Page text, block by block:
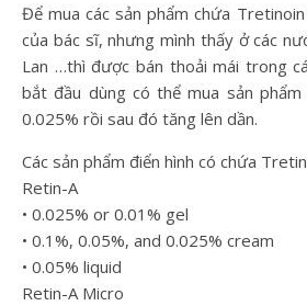
Để mua các sản phẩm chứa
của bác sĩ, nhưng mình thấy ở các
Lan …thì được bán thoải mái trong
bắt đầu dùng có thể mua sản
0.025% rồi sau đó tăng lên dần.
Các sản phẩm điển hình có chứa
Retin-A
• 0.025% or 0.01% gel
• 0.1%, 0.05%, and 0.025% cream
• 0.05% liquid
Retin-A Micro